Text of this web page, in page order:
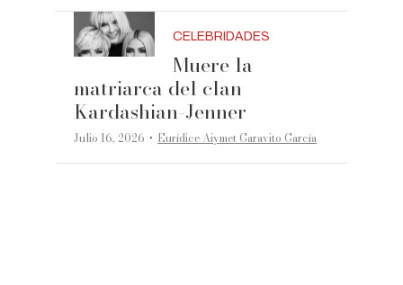
CELEBRIDADES
Muere la
matriarca del clan
Kardashian-Jenner
Julio 16, 2026 ·Eurídice Aiymet Garavito García